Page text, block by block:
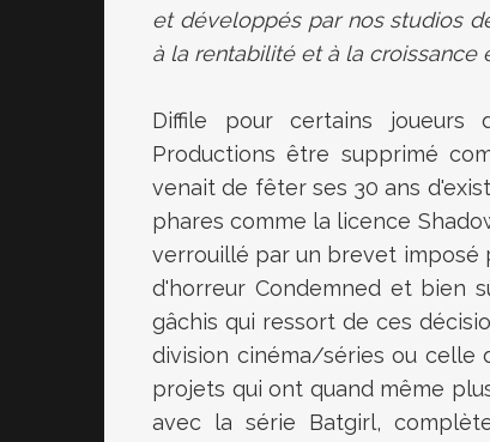
et développés par nos studios
à la rentabilité et à la croissance
Diffile pour certains joueurs
Productions être supprimé
venait de fêter ses 30 ans
phares comme la licence
verrouillé par un brevet imposé
d'horreur Condemned et bien
gâchis qui ressort de ces
division cinéma/séries ou
projets qui ont quand même
avec la série Batgirl,